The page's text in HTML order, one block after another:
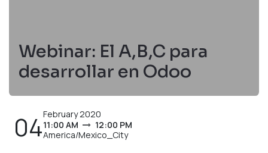
Webinar: El A,B,C para
desarrollar en Odoo
04February 2020
11:00 AM
12:00 PM
America/Mexico_City